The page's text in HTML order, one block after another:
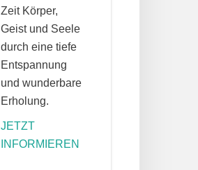
Zeit Körper,
Geist und Seele
durch eine tiefe
Entspannung
und wunderbare
Erholung.
JETZT
INFORMIEREN